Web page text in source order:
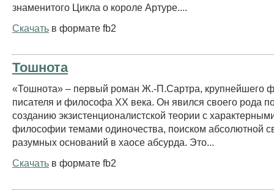
знаменитого Цикла о короле Артуре....
Скачать в формате fb2
Тошнота
«Тошнота» – первый роман Ж.-П.Сартра, крупнейшего
писателя и философа XX века. Он явился своего рода
созданию экзистенционалистской теории с
философии темами одиночества, поиском абсолютной
разумных оснований в хаосе абсурда. Это...
Скачать в формате fb2